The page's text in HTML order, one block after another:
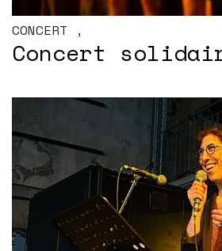
CONCERT ,
Concert